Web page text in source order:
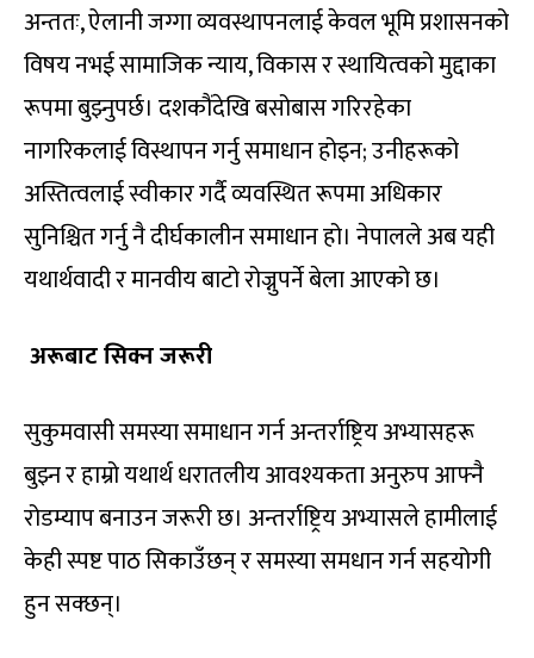
अन्ततः, ऐलानी जग्गा व्यवस्थापनलाई केवल भूमि प्रशासनको
विषय नभई सामाजिक न्याय, विकास र स्थायित्वको मुद्दाका
रूपमा बुझ्नुपर्छ। दशकौंदेखि बसोबास गरिरहेका
नागरिकलाई विस्थापन गर्नु समाधान होइन; उनीहरूको
अस्तित्वलाई स्वीकार गर्दै व्यवस्थित रूपमा अधिकार
सुनिश्चित गर्नु नै दीर्घकालीन समाधान हो। नेपालले अब यही
यथार्थवादी र मानवीय बाटो रोज्नुपर्ने बेला आएको छ।
अरूबाट सिक्न जरूरी
सुकुमवासी समस्या समाधान गर्न अन्तर्राष्ट्रिय अभ्यासहरू
बुझ्न र हाम्रो यथार्थ धरातलीय आवश्यकता अनुरुप आफ्नै
रोडम्याप बनाउन जरूरी छ। अन्तर्राष्ट्रिय अभ्यासले हामीलाई
केही स्पष्ट पाठ सिकाउँछन् र समस्या समधान गर्न सहयोगी
हुन सक्छन्।